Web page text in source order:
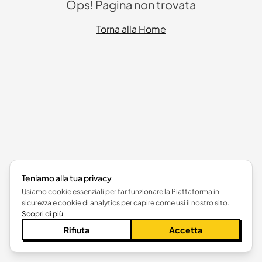
Ops! Pagina non trovata
Torna alla Home
Teniamo alla tua privacy
Usiamo cookie essenziali per far funzionare la Piattaforma in
sicurezza e cookie di analytics per capire come usi il nostro sito.
Scopri di più
Rifiuta Accetta